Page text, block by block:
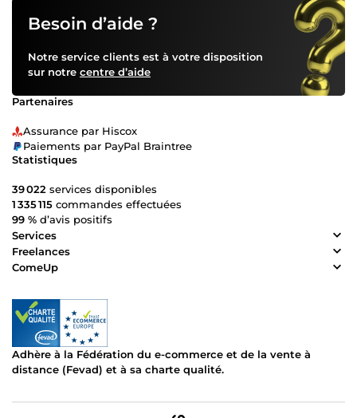
Besoin d’aide ?
Notre service clients est à votre disposition
sur notre centre d’aide
Partenaires
Assurance par Hiscox
Paiements par PayPal Braintree
Statistiques
39 022 services disponibles
1 335 115 commandes effectuées
99 % d’avis positifs
Services
Freelances
ComeUp
Adhère à la Fédération du e-commerce et de la vente à
distance (Fevad) et à sa charte qualité.